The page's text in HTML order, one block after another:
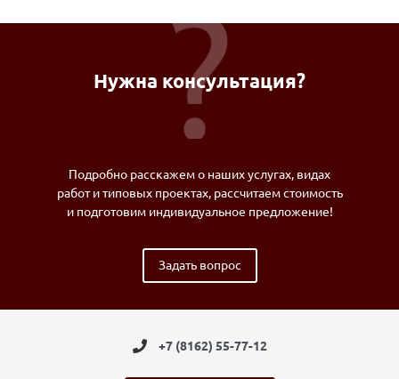
Нужна консультация?
Подробно расскажем о наших услугах, видах
работ и типовых проектах, рассчитаем стоимость
и подготовим индивидуальное предложение!
Задать вопрос
+7 (8162) 55-77-12